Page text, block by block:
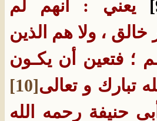
يعني : أنهم لم
خالق ، ولا هم الذين
؛ فتعين أن يكـون
تبارك و تعالى[10]
حنيفة رحمه الله